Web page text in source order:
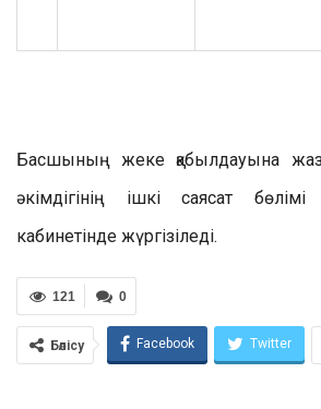
Басшының жеке қабылдауына
әкімдігінің ішкі саясат
кабинетінде жүргізіледі.
0
121
Бөлісу Facebook Twitter